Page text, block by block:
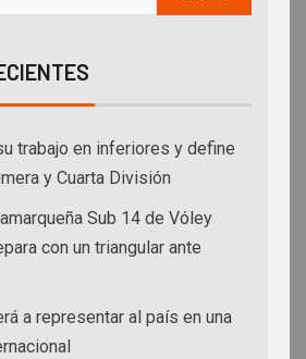
trabajo en inferiores y define
y Cuarta División
Sub 14 de Vóley
con un triangular ante
a representar al país en una